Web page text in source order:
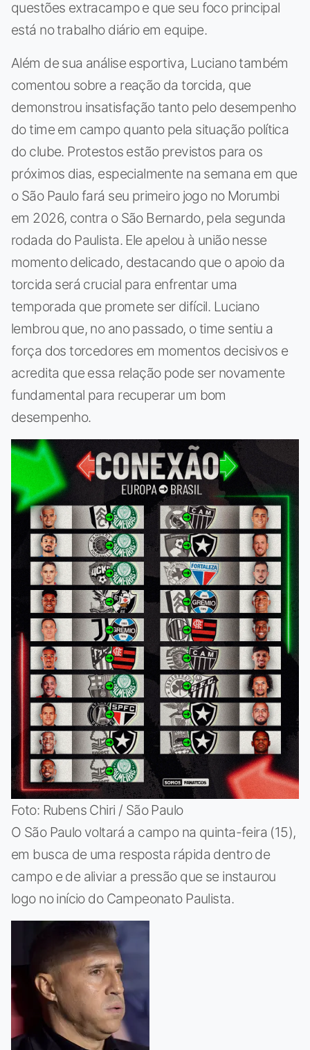
questões extracampo e que seu foco principal
está no trabalho diário em equipe.
Além de sua análise esportiva, Luciano também
comentou sobre a reação da torcida, que
demonstrou insatisfação tanto pelo desempenho
do time em campo quanto pela situação política
do clube. Protestos estão previstos para os
próximos dias, especialmente na semana em que
o São Paulo fará seu primeiro jogo no Morumbi
em 2026, contra o São Bernardo, pela segunda
rodada do Paulista. Ele apelou à união nesse
momento delicado, destacando que o apoio da
torcida será crucial para enfrentar uma
temporada que promete ser difícil. Luciano
lembrou que, no ano passado, o time sentiu a
força dos torcedores em momentos decisivos e
acredita que essa relação pode ser novamente
fundamental para recuperar um bom
desempenho.
Foto: Rubens Chiri / São Paulo
O São Paulo voltará a campo na quinta-feira (15),
em busca de uma resposta rápida dentro de
campo e de aliviar a pressão que se instaurou
logo no início do Campeonato Paulista.